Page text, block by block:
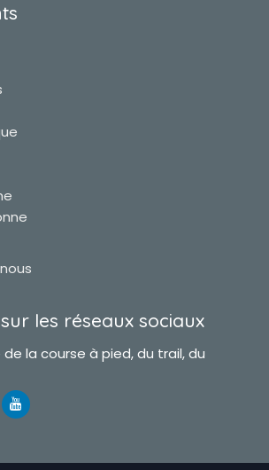
les réseaux sociaux
la course à pied, du trail, du